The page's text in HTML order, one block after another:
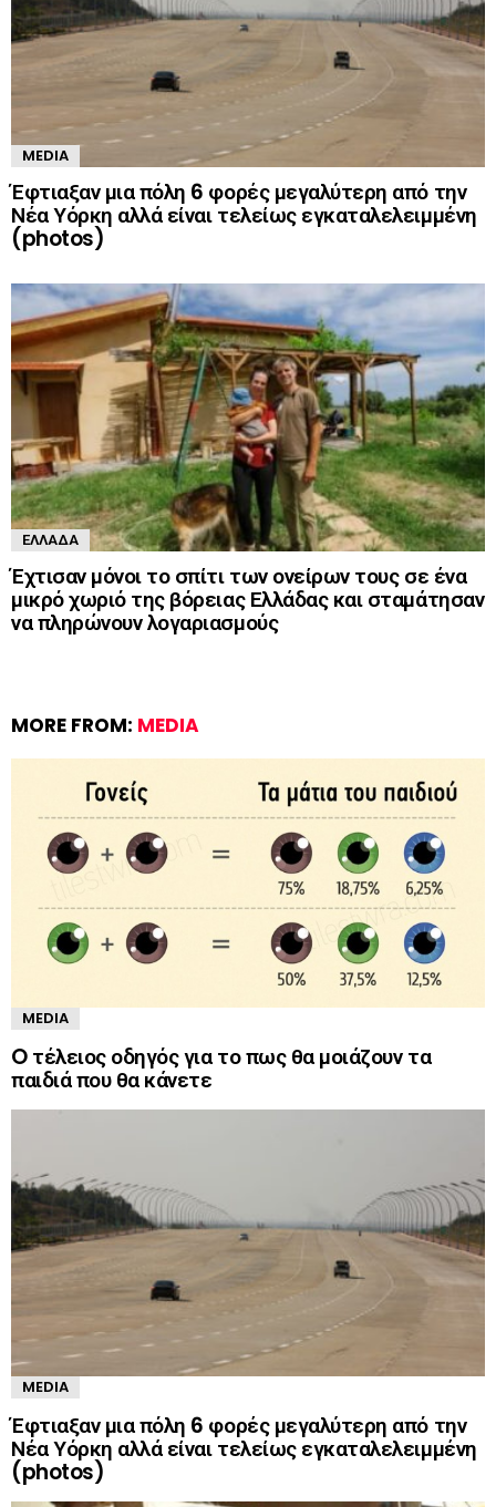
MEDIA
Έφτιαξαν μια πόλη 6 φορές μεγαλύτερη από την
Νέα Υόρκη αλλά είναι τελείως εγκαταλελειμμένη
(photos)
ΕΛΛΆΔΑ
Έχτισαν μόνοι το σπίτι των ονείρων τους σε ένα
μικρό χωριό της βόρειας Ελλάδας και σταμάτησαν
να πληρώνουν λογαριασμούς
MORE FROM: MEDIA
MEDIA
O τέλειος οδηγός για το πως θα μοιάζουν τα
παιδιά που θα κάνετε
MEDIA
Έφτιαξαν μια πόλη 6 φορές μεγαλύτερη από την
Νέα Υόρκη αλλά είναι τελείως εγκαταλελειμμένη
(photos)